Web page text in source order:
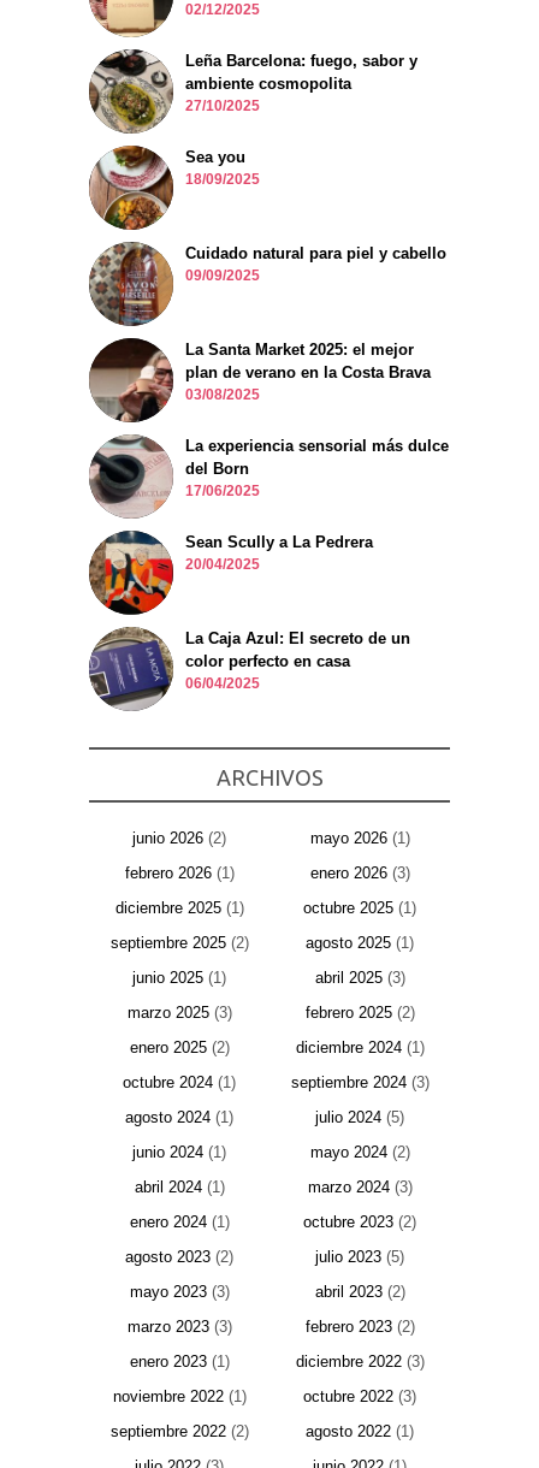
02/12/2025
Leña Barcelona: fuego, sabor y
ambiente cosmopolita
27/10/2025
Sea you
18/09/2025
Cuidado natural para piel y cabello
09/09/2025
La Santa Market 2025: el mejor
plan de verano en la Costa Brava
03/08/2025
La experiencia sensorial más dulce
del Born
17/06/2025
Sean Scully a La Pedrera
20/04/2025
La Caja Azul: El secreto de un
color perfecto en casa
06/04/2025
ARCHIVOS
junio 2026 (2) mayo 2026(1)
febrero 2026(1) enero 2026(3)
diciembre 2025(1) octubre 2025 (1)
septiembre 2025(2) agosto 2025 (1)
junio 2025 (1) abril 2025(3)
marzo 2025(3) febrero 2025(2)
enero 2025(2) diciembre 2024(1)
octubre 2024 (1) septiembre 2024(3)
agosto 2024 (1) julio 2024 (5)
junio 2024 (1) mayo 2024(2)
abril 2024(1) marzo 2024(3)
enero 2024(1) octubre 2023 (2)
agosto 2023 (2) julio 2023 (5)
mayo 2023(3) abril 2023(2)
marzo 2023(3) febrero 2023(2)
enero 2023(1) diciembre 2022(3)
noviembre 2022(1) octubre 2022 (3)
septiembre 2022(2) agosto 2022 (1)